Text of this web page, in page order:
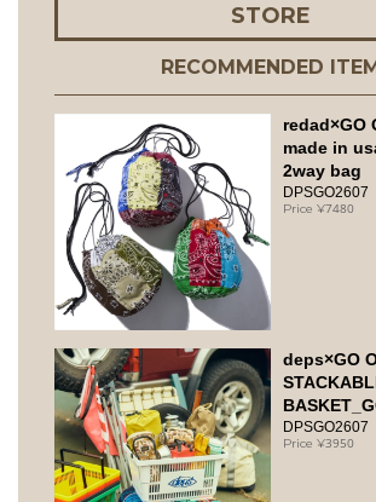
STORE
RECOMMENDED
redad×GO
made in
2way bag
DPSGO2607
7480
deps×GO
DPSGO2607
3950